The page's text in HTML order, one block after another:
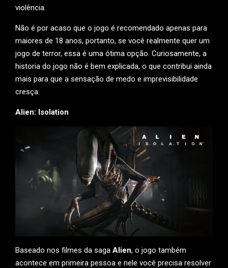
violência.
Não é por acaso que o jogo é recomendado apenas para
maiores de 18 anos, portanto, se você realmente quer um
jogo de terror, essa é uma ótima opção. Curiosamente, a
historia do jogo não é bem explicada, o que contribui ainda
mais para que a sensação de medo e imprevisibilidade
cresça.
Alien: Isolation
Baseado nos filmes da saga Alien, o jogo também
acontece em primeira pessoa e nele você precisa resolver